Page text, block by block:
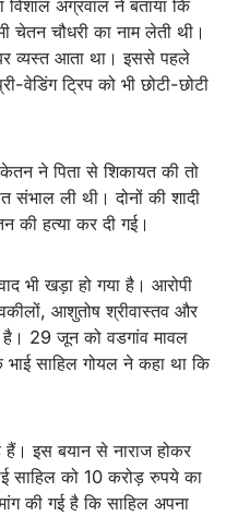
अग्रवाल ने बताया कि
चेतन चौधरी का नाम लेती थी।
व्यस्त आता था। इससे पहले
वेडिंग ट्रिप को भी छोटी-छोटी
ने पिता से शिकायत की तो
संभाल ली थी। दोनों की शादी
की हत्या कर दी गई।
भी खड़ा हो गया है। आरोपी
आशुतोष श्रीवास्तव और
है। 29 जून को वडगांव मावल
साहिल गोयल ने कहा था कि
हैं। इस बयान से नाराज होकर
साहिल को 10 करोड़ रुपये का
की गई है कि साहिल अपना